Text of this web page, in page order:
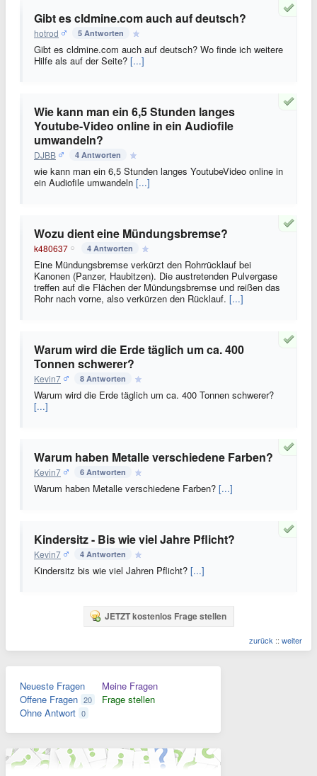
Gibt es cldmine.com auch auf deutsch?
hotrod 5 Antworten
Gibt es cldmine.com auch auf deutsch? Wo finde ich weitere
Hilfe als auf der Seite? [...]
Wie kann man ein 6,5 Stunden langes
Youtube-Video online in ein Audiofile
umwandeln?
DJBB 4 Antworten
wie kann man ein 6,5 Stunden langes YoutubeVideo online in
ein Audiofile umwandeln [...]
Wozu dient eine Mündungsbremse?
k480637 4 Antworten
Eine Mündungsbremse verkürzt den Rohrrücklauf bei
Kanonen (Panzer, Haubitzen). Die austretenden Pulvergase
treffen auf die Flächen der Mündungsbremse und reißen das
Rohr nach vorne, also verkürzen den Rücklauf. [...]
Warum wird die Erde täglich um ca. 400
Tonnen schwerer?
Kevin7 8 Antworten
Warum wird die Erde täglich um ca. 400 Tonnen schwerer?
[...]
Warum haben Metalle verschiedene Farben?
Kevin7 6 Antworten
Warum haben Metalle verschiedene Farben? [...]
Kindersitz - Bis wie viel Jahre Pflicht?
Kevin7 4 Antworten
Kindersitz bis wie viel Jahren Pflicht? [...]
JETZT kostenlos Frage stellen
zurück :: weiter
Neueste Fragen
Offene Fragen 20
Ohne Antwort 0
Meine Fragen
Frage stellen